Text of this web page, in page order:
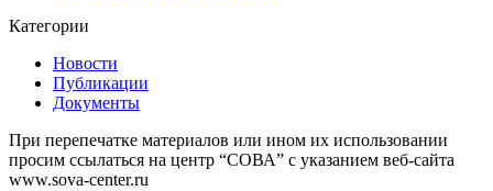
Категории
Новости
Публикации
Документы
При перепечатке материалов или ином их использовании
просим ссылаться на центр “СОВА” с указанием веб-сайта
www.sova-center.ru